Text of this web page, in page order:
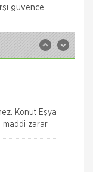
güvence
Das
İş Yeri
Konut Eşya
maddi zarar